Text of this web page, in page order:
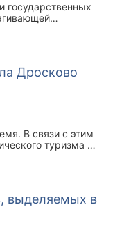
государственных
Дросково
В связи с этим
туризма в
выделяемых в